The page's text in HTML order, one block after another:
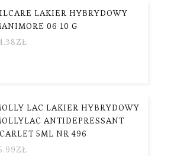
LAKIER HYBRYDOWY
06 10 G
ZŁ
LAC LAKIER HYBRYDOWY
ANTIDEPRESSANT
5ML NR 496
ZŁ